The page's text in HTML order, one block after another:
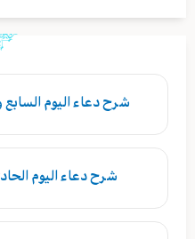
شرح دعاء اليوم
شرح دعاء اليوم